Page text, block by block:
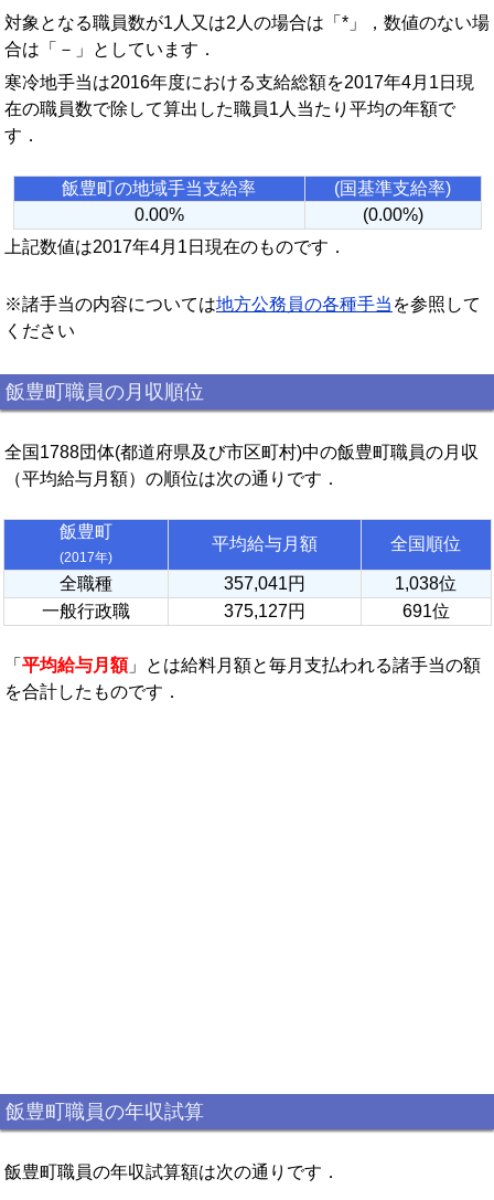
対象となる職員数が1人又は2人の場合は「*」，数値のない場
合は「－」としています．
寒冷地手当は2016年度における支給総額を2017年4月1日現
在の職員数で除して算出した職員1人当たり平均の年額で
す．
飯豊町の地域手当支給率
(国基準支給率)
0.00%
(0.00%)
上記数値は2017年4月1日現在のものです．
※諸手当の内容については地方公務員の各種手当 を参照して
ください
飯豊町職員の月収順位
全国1788団体(都道府県及び市区町村)中の飯豊町職員の月収
（平均給与月額）の順位は次の通りです．
飯豊町
(2017年)
平均給与月額 全国順位
全職種 357,041円
1,038位
一般行政職
375,127円 691位
「 平均給与月額」とは給料月額と毎月支払われる諸手当の額
を合計したものです．
飯豊町職員の年収試算
飯豊町職員の年収試算額は次の通りです．